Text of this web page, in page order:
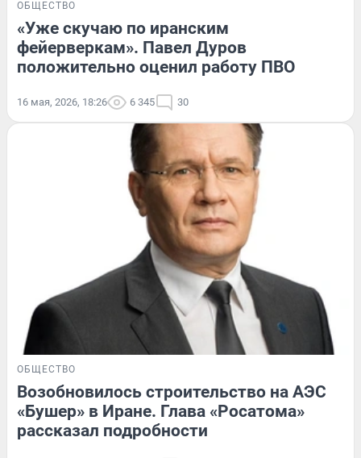
ОБЩЕСТВО
«Уже скучаю по иранским
фейерверкам». Павел Дуров
положительно оценил работу ПВО
16 мая, 2026, 18:26 6 345 30
ОБЩЕСТВО
Возобновилось строительство на АЭС
«Бушер» в Иране. Глава «Росатома»
рассказал подробности